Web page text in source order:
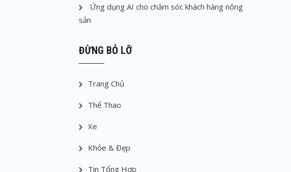
Ứng dụng AI cho chăm sóc khách hàng nông
sản
ĐỪNG BỎ LỠ
Trang Chủ
Thể Thao
Xe
Khỏe & Đẹp
Tin Tổng Hợp